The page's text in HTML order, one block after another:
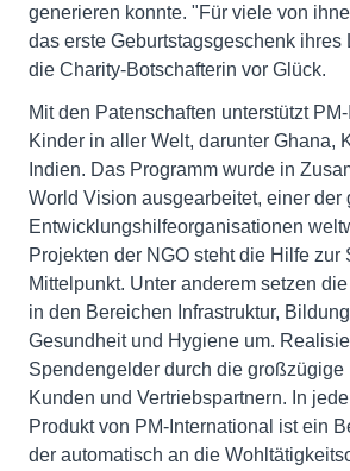
generieren konnte. "Für viele von
das erste Geburtstagsgeschenk ihres
die Charity-Botschafterin vor Glück.
Mit den Patenschaften unterstützt
Kinder in aller Welt, darunter Ghana,
Indien. Das Programm wurde in
World Vision ausgearbeitet, einer der
Entwicklungshilfeorganisationen
Projekten der NGO steht die Hilfe zur
Mittelpunkt. Unter anderem setzen
in den Bereichen Infrastruktur,
Gesundheit und Hygiene um.
Spendengelder durch die großzügige
Kunden und Vertriebspartnern. In
Produkt von PM-International ist ein
der automatisch an die